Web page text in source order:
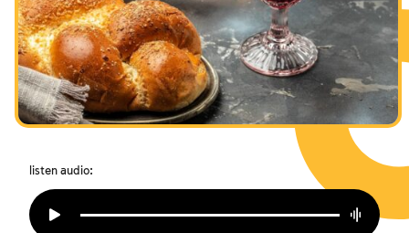
I digiuni commemorativi della distruzione del Tempio
Hanukkah
Purìm
listen audio: